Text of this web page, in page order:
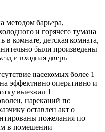
методом барьера,
и горячего тумана
в комнате, детская комната,
были произведены
и входная дверь
насекомых более 1
эффективно оперативно и
выезжал 1
нареканий по
оставлен акт о
пожелания по
в помещении